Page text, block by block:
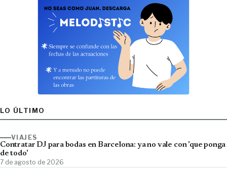
LO ÚLTIMO
VIAJES
Contratar DJ para bodas en Barcelona: ya no vale con 'que ponga
de todo'
7 de agosto de 2026